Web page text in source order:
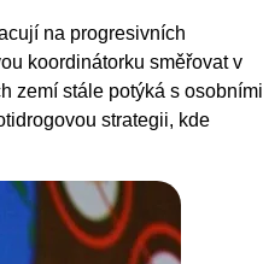
na progresivních
koordinátorku směřovat v
zemí stále potýká s osobními
strategii, kde